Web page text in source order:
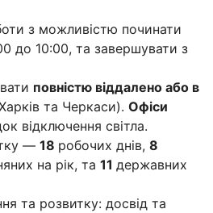
з можливістю починати
до 10:00, та завершувати з
повністю віддалено або в
та Черкаси). Офіси
відключення світла.
— 18 робочих днів, 8
на рік, та 11 державних
та розвитку: досвід та